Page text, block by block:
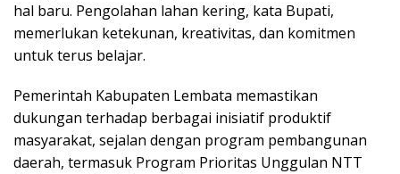
hal baru. Pengolahan lahan kering, kata Bupati,
memerlukan ketekunan, kreativitas, dan komitmen
untuk terus belajar.
Pemerintah Kabupaten Lembata memastikan
dukungan terhadap berbagai inisiatif produktif
masyarakat, sejalan dengan program pembangunan
daerah, termasuk Program Prioritas Unggulan NTT